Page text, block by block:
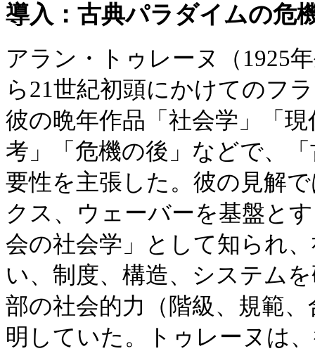
導入：古典パラダイムの危
アラン・トゥレーヌ（1925
ら21世紀初頭にかけてのフ
彼の晩年作品「社会学」「
考」「危機の後」などで、
要性を主張した。彼の見解
クス、ウェーバーを基盤と
会の社会学」として知られ
い、制度、構造、システム
部の社会的力（階級、規範
明していた。トゥレーヌは